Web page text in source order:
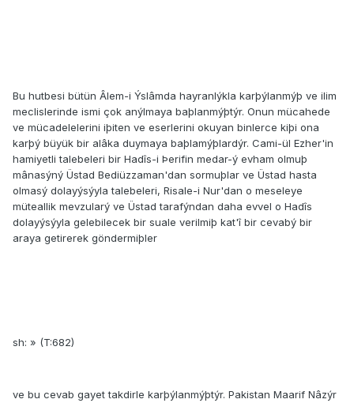
Bu hutbesi bütün Âlem-i Ýslâmda hayranlýkla karþýlanmýþ ve ilim
meclislerinde ismi çok anýlmaya baþlanmýþtýr. Onun mücahede
ve mücadelelerini iþiten ve eserlerini okuyan binlerce kiþi ona
karþý büyük bir alâka duymaya baþlamýþlardýr. Cami-ül Ezher'in
hamiyetli talebeleri bir Hadîs-i Þerifin medar-ý evham olmuþ
mânasýný Üstad Bediüzzaman'dan sormuþlar ve Üstad hasta
olmasý dolayýsýyla talebeleri, Risale-i Nur'dan o meseleye
müteallik mevzularý ve Üstad tarafýndan daha evvel o Hadîs
dolayýsýyla gelebilecek bir suale verilmiþ kat'î bir cevabý bir
araya getirerek göndermiþler
sh: » (T:682)
ve bu cevab gayet takdirle karþýlanmýþtýr. Pakistan Maarif Nâzýr